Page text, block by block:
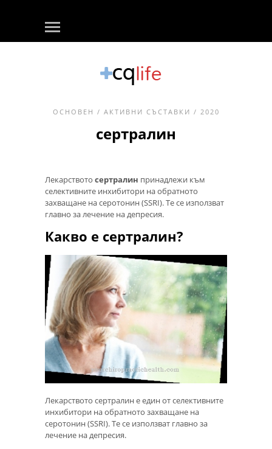
ОСНОВЕН / АКТИВНИ СЪСТАВКИ / 2020
сертралин
Лекарството сертралин принадлежи към
селективните инхибитори на обратното
захващане на серотонин (SSRI). Те се използват
главно за лечение на депресия.
Какво е сертралин?
Лекарството сертралин е един от селективните
инхибитори на обратното захващане на
серотонин (SSRI). Те се използват главно за
лечение на депресия.